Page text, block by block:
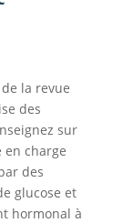
la revue
des
sur
en charge
des
glucose et
hormonal à